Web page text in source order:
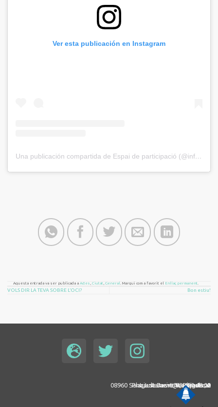
Ver esta publicación en Instagram
Una publicación compartida de Espai de participació (@infantsiadolescents.santjust)
Aquesta entrada va ser publicada a Actes Ciutat General . Marqui com a favorit el Enllaç permanent
VOLS DIR LA TEVA SOBRE L’OCI? Bon estiu!
Plaça de Jacint Verdaguer, 2
08960 Sant Just Desvern, Barcelona
93 480 48 00
ajuntament@santjust.cat